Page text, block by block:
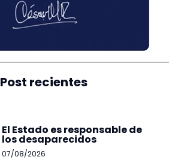
Post recientes
El Estado es responsable de
los desaparecidos
07/08/2026